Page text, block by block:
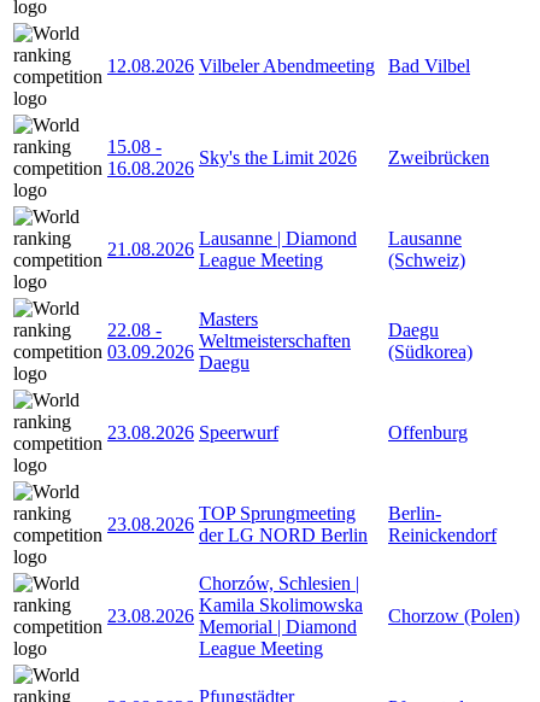
12.08.2026 Vilbeler Abendmeeting Bad Vilbel
15.08 -
16.08.2026
Sky's the Limit 2026 Zweibrücken
21.08.2026
Lausanne | Diamond
League Meeting
Lausanne
(Schweiz)
22.08 -
03.09.2026
Masters
Weltmeisterschaften
Daegu
Daegu
(Südkorea)
23.08.2026 Speerwurf Offenburg
23.08.2026
TOP Sprungmeeting
der LG NORD Berlin
Berlin-
Reinickendorf
23.08.2026
Chorzów, Schlesien |
Kamila Skolimowska
Memorial | Diamond
League Meeting
Chorzow (Polen)
Pfungstädter